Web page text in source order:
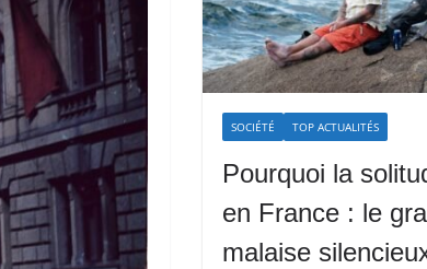
SOCIÉTÉ TOP ACTUALITÉS
Pourquoi la
en France : le
malaise